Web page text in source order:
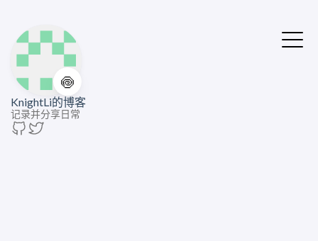
🍥
KnightLi的博客
记录并分享日常